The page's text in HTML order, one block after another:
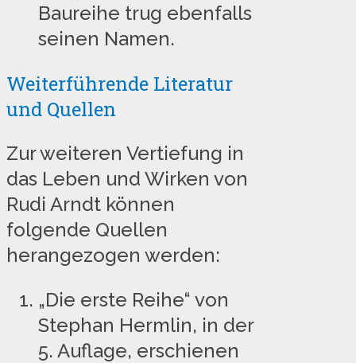
Baureihe trug ebenfalls
seinen Namen.
Weiterführende Literatur
und Quellen
Zur weiteren Vertiefung in
das Leben und Wirken von
Rudi Arndt können
folgende Quellen
herangezogen werden:
„Die erste Reihe“ von
Stephan Hermlin, in der
5. Auflage, erschienen